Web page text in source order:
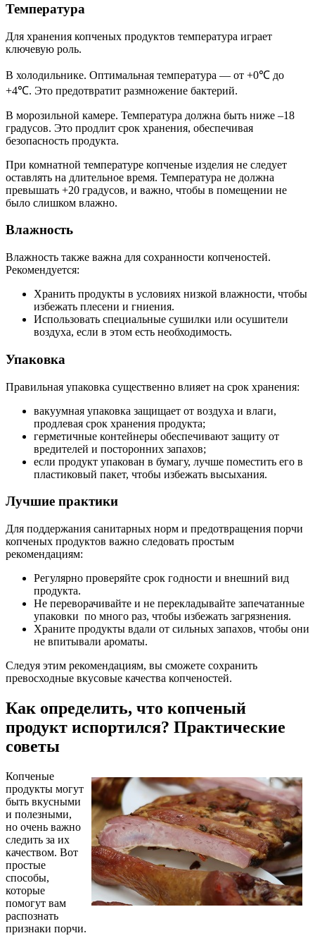
Температура
Для хранения копченых продуктов температура играет
ключевую роль.
В холодильнике. Оптимальная температура — от +0℃ до
+4℃. Это предотвратит размножение бактерий.
В морозильной камере. Температура должна быть ниже –18
градусов. Это продлит срок хранения, обеспечивая
безопасность продукта.
При комнатной температуре копченые изделия не следует
оставлять на длительное время. Температура не должна
превышать +20 градусов, и важно, чтобы в помещении не
было слишком влажно.
Влажность
Влажность также важна для сохранности копченостей.
Рекомендуется:
Хранить продукты в условиях низкой влажности, чтобы
избежать плесени и гниения.
Использовать специальные сушилки или осушители
воздуха, если в этом есть необходимость.
Упаковка
Правильная упаковка существенно влияет на срок хранения:
вакуумная упаковка защищает от воздуха и влаги,
продлевая срок хранения продукта;
герметичные контейнеры обеспечивают защиту от
вредителей и посторонних запахов;
если продукт упакован в бумагу, лучше поместить его в
пластиковый пакет, чтобы избежать высыхания.
Лучшие практики
Для поддержания санитарных норм и предотвращения порчи
копченых продуктов важно следовать простым
рекомендациям:
Регулярно проверяйте срок годности и внешний вид
продукта.
Не переворачивайте и не перекладывайте запечатанные
упаковки по много раз, чтобы избежать загрязнения.
Храните продукты вдали от сильных запахов, чтобы они
не впитывали ароматы.
Следуя этим рекомендациям, вы сможете сохранить
превосходные вкусовые качества копченостей.
Как определить, что копченый
продукт испортился? Практические
советы
Копченые
продукты могут
быть вкусными
и полезными,
но очень важно
следить за их
качеством. Вот
простые
способы,
которые
помогут вам
распознать
признаки порчи.